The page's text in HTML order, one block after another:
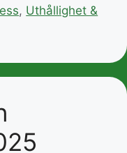
, Uthållighet &